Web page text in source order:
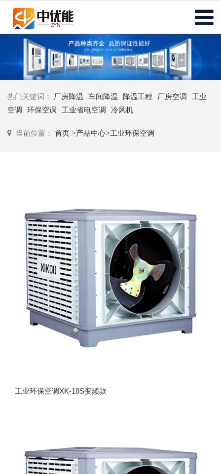
热门关键词： 厂房降温 车间降温 降温工程 厂房空调
工业
空调
环保空调 工业省电空调 冷风机
当前位置： 首页 >产品中心>工业环保空调
工业环保空调XK-18S变频款